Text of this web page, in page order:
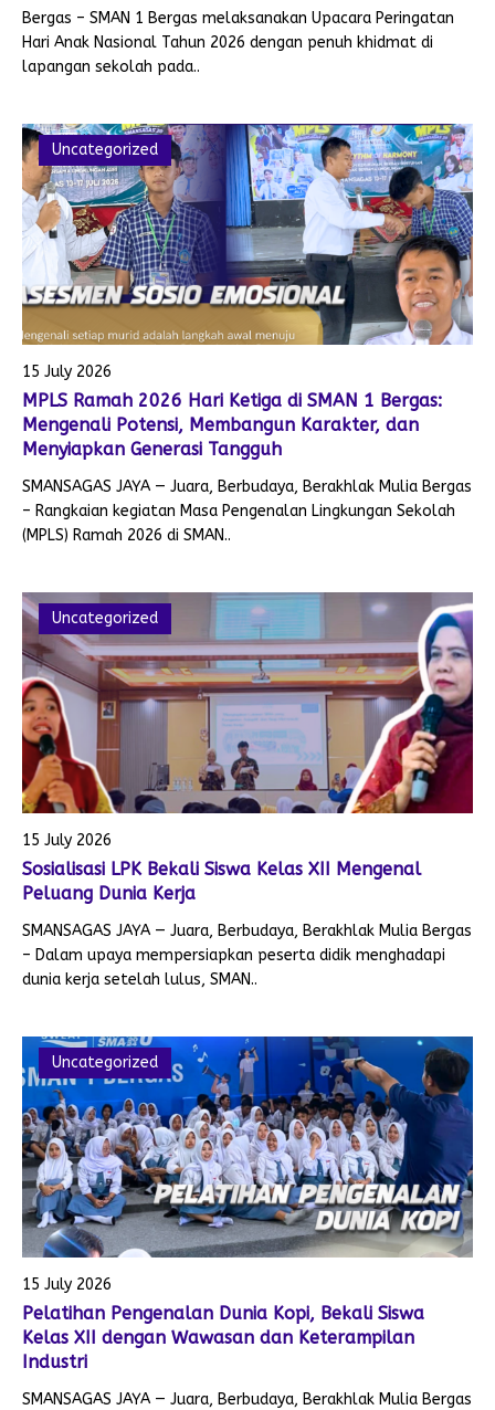
Bergas – SMAN 1 Bergas melaksanakan Upacara Peringatan
Hari Anak Nasional Tahun 2026 dengan penuh khidmat di
lapangan sekolah pada..
Uncategorized
15 July 2026
MPLS Ramah 2026 Hari Ketiga di SMAN 1 Bergas:
Mengenali Potensi, Membangun Karakter, dan
Menyiapkan Generasi Tangguh
SMANSAGAS JAYA — Juara, Berbudaya, Berakhlak Mulia Bergas
– Rangkaian kegiatan Masa Pengenalan Lingkungan Sekolah
(MPLS) Ramah 2026 di SMAN..
Uncategorized
15 July 2026
Sosialisasi LPK Bekali Siswa Kelas XII Mengenal
Peluang Dunia Kerja
SMANSAGAS JAYA — Juara, Berbudaya, Berakhlak Mulia Bergas
– Dalam upaya mempersiapkan peserta didik menghadapi
dunia kerja setelah lulus, SMAN..
Uncategorized
15 July 2026
Pelatihan Pengenalan Dunia Kopi, Bekali Siswa
Kelas XII dengan Wawasan dan Keterampilan
Industri
SMANSAGAS JAYA — Juara, Berbudaya, Berakhlak Mulia Bergas